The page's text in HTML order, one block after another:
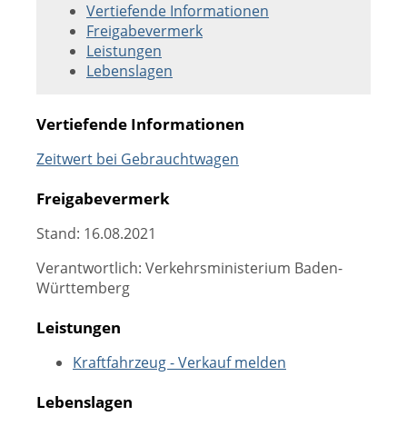
Vertiefende Informationen
Freigabevermerk
Leistungen
Lebenslagen
Vertiefende Informationen
Zeitwert bei Gebrauchtwagen
Freigabevermerk
Stand: 16.08.2021
Verantwortlich: Verkehrsministerium Baden-
Württemberg
Leistungen
Kraftfahrzeug - Verkauf melden
Lebenslagen